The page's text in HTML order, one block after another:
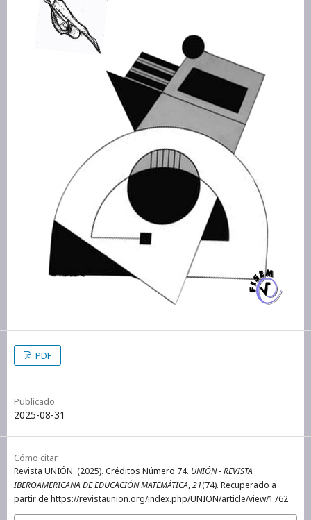
PDF
Publicado
2025-08-31
Cómo citar
Revista UNIÓN. (2025). Créditos Número 74. UNIÓN - REVISTA
IBEROAMERICANA DE EDUCACIÓN MATEMÁTICA,21(74). Recuperado a
partir de https://revistaunion.org/index.php/UNION/article/view/1762